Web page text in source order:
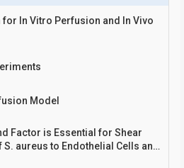
In Vitro Perfusion and In Vivo
Model
Factor is Essential for Shear
aureus to Endothelial Cells and